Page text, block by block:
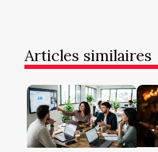
Articles similaires